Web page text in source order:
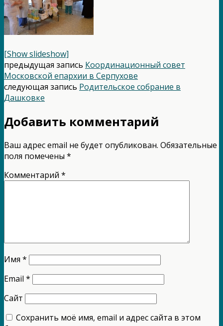
[Show slideshow]
предыдущая запись Координационный совет
Московской епархии в Серпухове
следующая запись Родительское собрание в
Дашковке
Добавить комментарий
Ваш адрес email не будет опубликован. Обязательные
поля помечены *
Комментарий *
Имя *
Email *
Сайт
Сохранить моё имя, email и адрес сайта в этом